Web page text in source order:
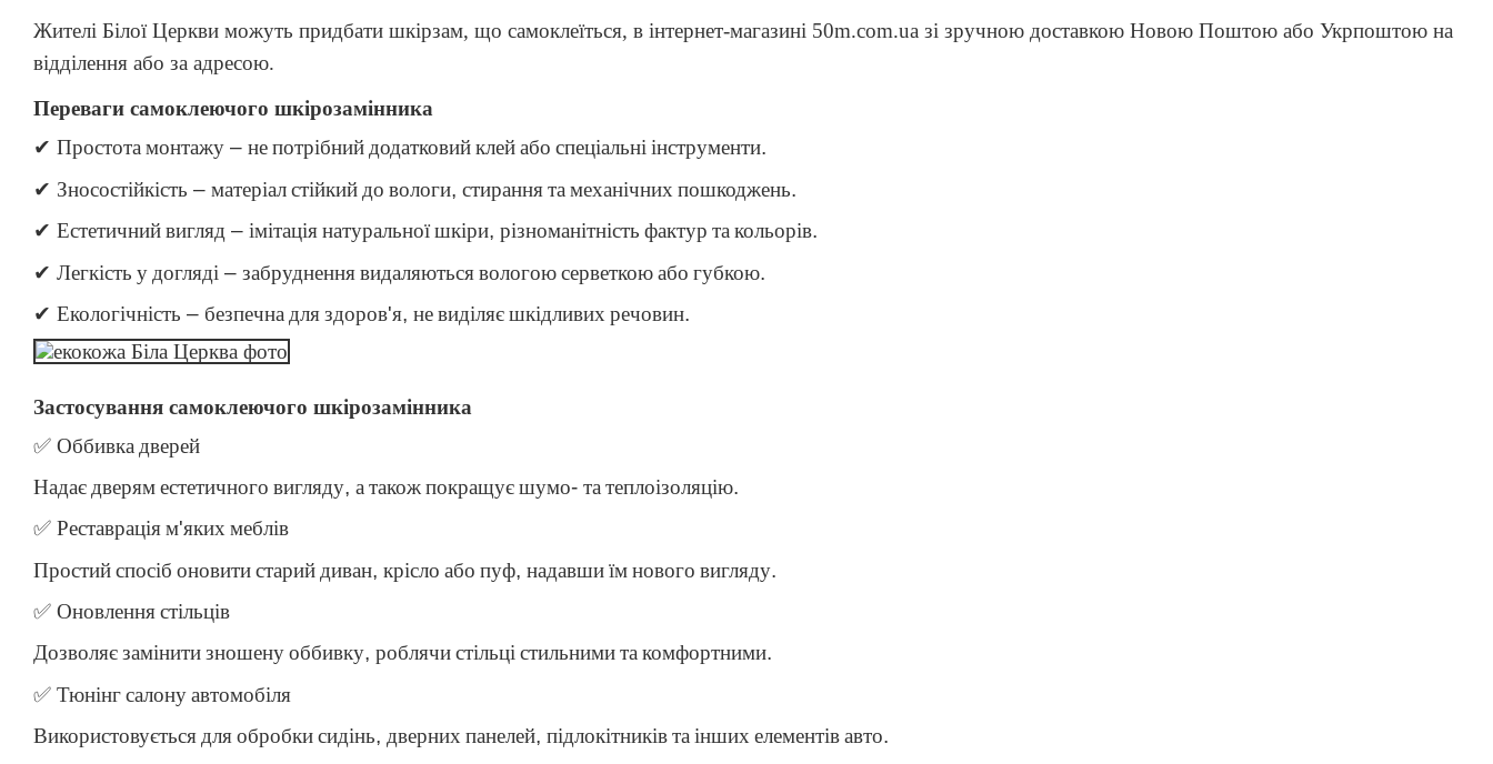
Жителі Білої Церкви можуть придбати шкірзам, що самоклеїться, в інтернет-магазині 50m.com.ua зі зручною доставкою Новою Поштою або Укрпоштою на
відділення або за адресою.
Переваги самоклеючого шкірозамінника
✔ Простотамонтажу – непотрібнийдодатковийклейабо спеціальніінструменти.
✔ Зносостійкість – матеріалстійкий до вологи, стираннята механічних пошкоджень.
✔ Естетичнийвигляд – імітаціянатуральноїшкіри, різноманітність фактур та кольорів.
✔ Легкість у догляді – забрудненнявидаляютьсявологоюсерветкоюабо губкою.
✔ Екологічність – безпечна для здоров'я, невиділяєшкідливих речовин.
Застосування самоклеючого шкірозамінника
✅ Оббивка дверей
Надає дверяместетичного вигляду, а такожпокращуєшумо- та теплоізоляцію.
✅ Реставраціям'якихмеблів
Простийспосіб оновитистарий диван, крісло або пуф, надавшиїмнового вигляду.
✅ Оновленнястільців
Дозволяєзамінитизношенуоббивку, роблячистільцістильнимитакомфортними.
✅ Тюнінгсалонуавтомобіля
Використовуєтьсядляобробкисидінь, двернихпанелей, підлокітниківтаіншихелементівавто.